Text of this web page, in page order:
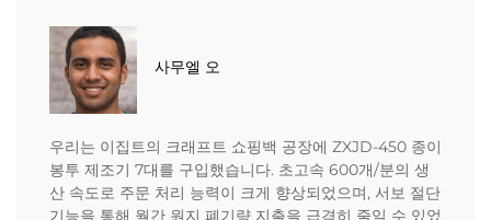
사무엘 오
우리는 이집트의 크래프트 쇼핑백 공장에 ZXJD-450 종이
봉투 제조기 7대를 구입했습니다. 초고속 600개/분의 생
산 속도로 주문 처리 능력이 크게 향상되었으며, 서보 절단
기능을 통해 월간 원지 폐기량 지출을 급격히 줄일 수 있었